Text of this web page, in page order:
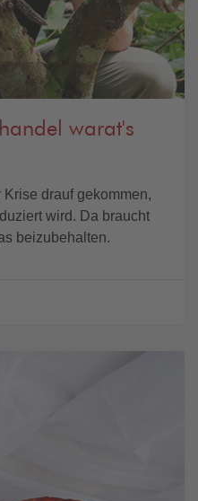
warat's
drauf gekommen,
wird. Da braucht
beizubehalten.